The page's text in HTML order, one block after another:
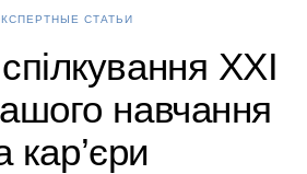
СТАТЬИ
XXI
навчання
кар’єри